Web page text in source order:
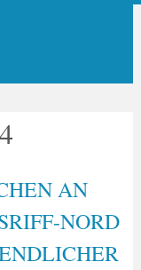
AN
NORD